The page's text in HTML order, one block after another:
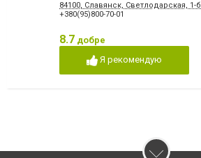
84100, Славянск, Светлодарская, 1-б
+380(95)800-70-01
8.7 добре
Я рекомендую